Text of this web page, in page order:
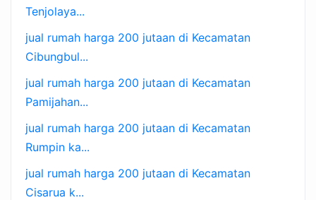
Tenjolaya...
jual rumah harga 200 jutaan di Kecamatan
Cibungbul...
jual rumah harga 200 jutaan di Kecamatan
Pamijahan...
jual rumah harga 200 jutaan di Kecamatan
Rumpin ka...
jual rumah harga 200 jutaan di Kecamatan
Cisarua k...